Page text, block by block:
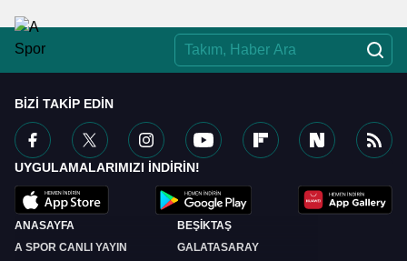
ANASAYFA
A SPOR CANLI YAYIN
BEŞİKTAŞ
GALATASARAY
BIZI TAKIP EDIN
UYGULAMALARIMIZI İNDİRİN!